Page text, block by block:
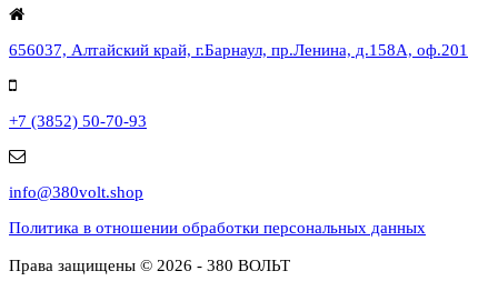
656037, Алтайский край, г.Барнаул, пр.Ленина, д.158А, оф.201
+7 (3852) 50-70-93
info@380volt.shop
Политика в отношении обработки персональных данных
Права защищены © 2026 - 380 ВОЛЬТ